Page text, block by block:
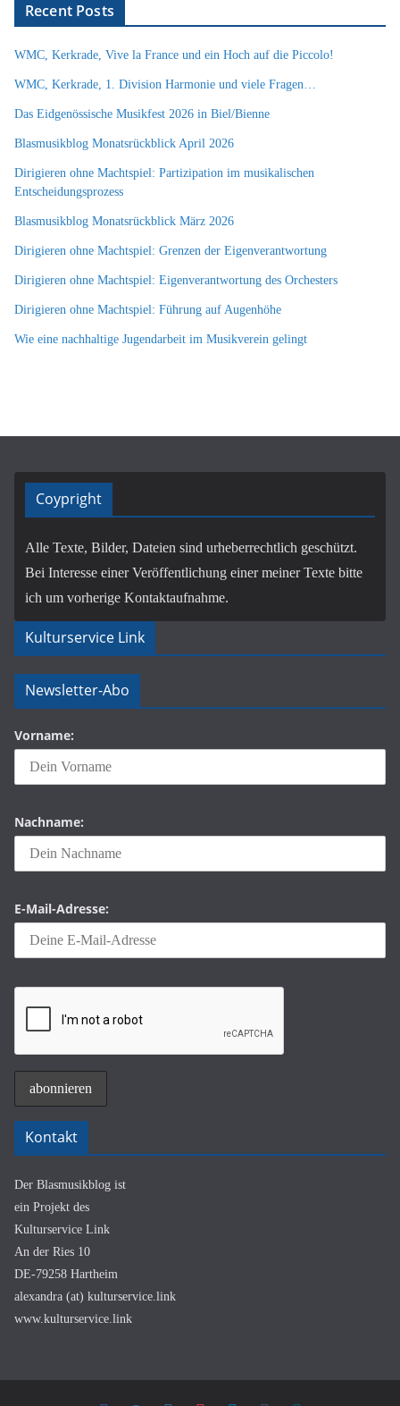
Recent Posts
WMC, Kerkrade, Vive la France und ein Hoch auf die Piccolo!
WMC, Kerkrade, 1. Division Harmonie und viele Fragen…
Das Eidgenössische Musikfest 2026 in Biel/Bienne
Blasmusikblog Monatsrückblick April 2026
Dirigieren ohne Machtspiel: Partizipation im musikalischen
Entscheidungsprozess
Blasmusikblog Monatsrückblick März 2026
Dirigieren ohne Machtspiel: Grenzen der Eigenverantwortung
Dirigieren ohne Machtspiel: Eigenverantwortung des Orchesters
Dirigieren ohne Machtspiel: Führung auf Augenhöhe
Wie eine nachhaltige Jugendarbeit im Musikverein gelingt
Coypright
Alle Texte, Bilder, Dateien sind urheberrechtlich geschützt.
Bei Interesse einer Veröffentlichung einer meiner Texte bitte
ich um vorherige Kontaktaufnahme.
Kulturservice Link
Newsletter-Abo
Vorname:
Nachname:
E-Mail-Adresse:
Kontakt
Der Blasmusikblog ist
ein Projekt des
Kulturservice Link
An der Ries 10
DE-79258 Hartheim
alexandra (at) kulturservice.link
www.kulturservice.link